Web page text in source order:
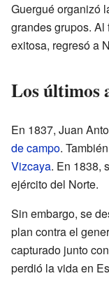
Guergué organizó
grandes grupos.
exitosa, regresó a
Los últimos
En 1837, Juan
de campo.
Vizcaya. En 1838,
ejército del Norte.
Sin embargo, se
plan contra el
capturado junto
perdió la vida en